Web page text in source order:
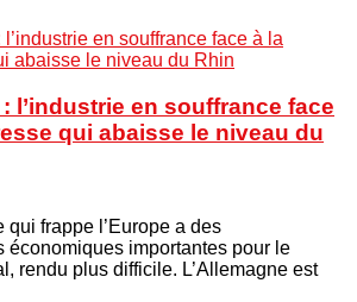
l’industrie en souffrance face
qui abaisse le niveau du
qui frappe l’Europe a des
économiques importantes pour le
rendu plus difficile. L’Allemagne est